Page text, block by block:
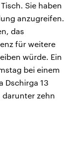
Sie haben
anzugreifen.
das
für weitere
würde. Ein
bei einem
Dschirga 13
darunter zehn